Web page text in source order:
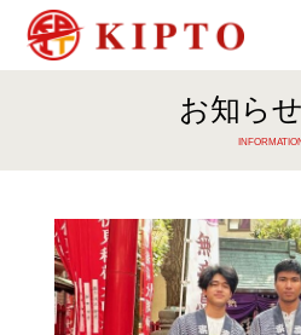
お知ら